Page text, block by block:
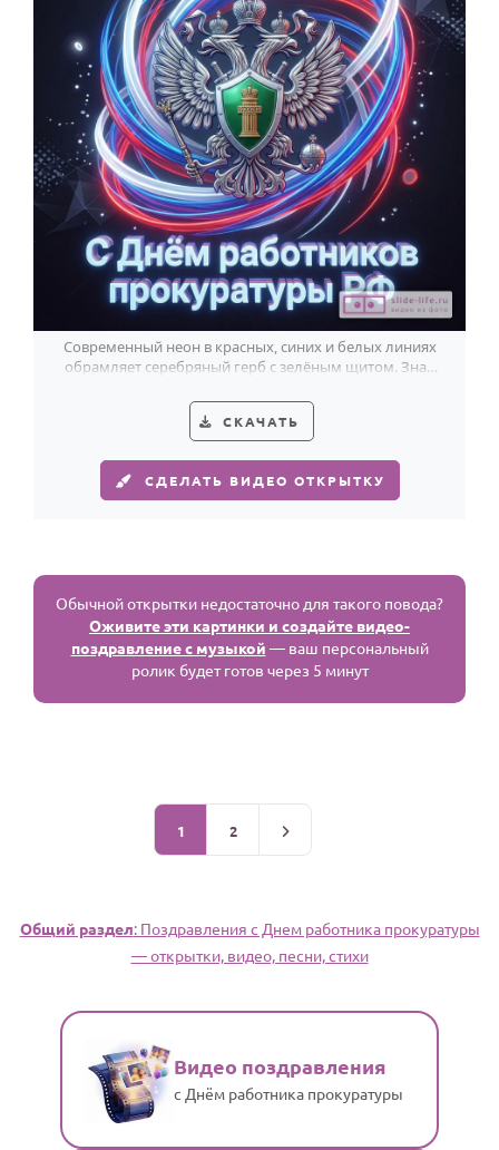
Современный неон в красных, синих и белых линиях
обрамляет серебряный герб с зелёным щитом. Знак
СКАЧАТЬ
СДЕЛАТЬ ВИДЕО ОТКРЫТКУ
Обычной открытки недостаточно для такого повода?
Оживите эти картинки и создайте видео-
поздравление с музыкой — ваш персональный
ролик будет готов через 5 минут
1 2
Общий раздел: Поздравления с Днем работника прокуратуры
— открытки, видео, песни, стихи
Видео поздравления
с Днём работника прокуратуры